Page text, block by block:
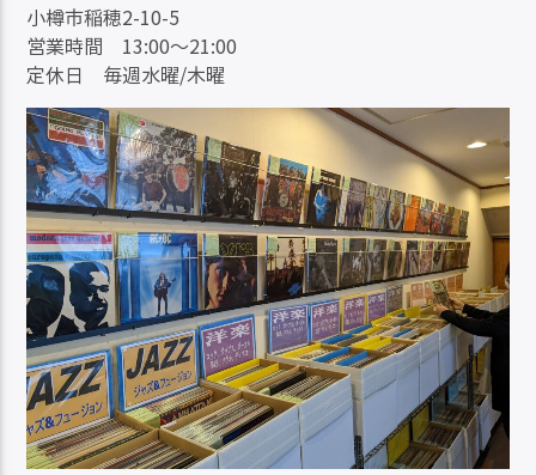
小樽市稲穂2-10-5
営業時間 13:00〜21:00
定休日 毎週水曜/木曜